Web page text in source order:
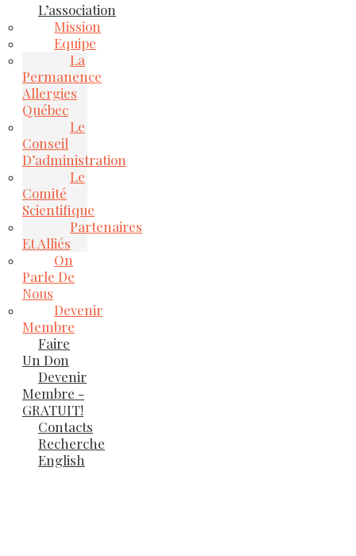
L’association
Mission
Equipe
La
Permanence
Allergies
Québec
Le
Conseil
D’administration
Le
Comité
Scientifique
Partenaires
Et Alliés
On
Parle De
Nous
Devenir
Membre
Faire
Un Don
Devenir
Membre -
GRATUIT!
Contacts
Recherche
English